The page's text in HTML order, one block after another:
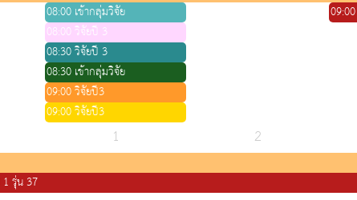
08:00 เข้ากลุ่มวิจัย
08:00 วิจัยปี 3
08:30 วิจัยปี 3
08:30 เข้ากลุ่มวิจัย
09:00 วิจัยปี3
09:00 วิจัยปี3
รุ่น 37
1 2